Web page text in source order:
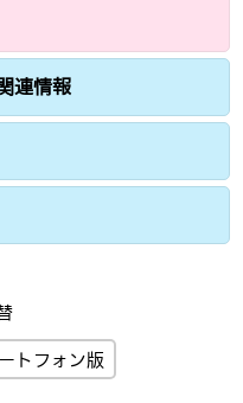
連情報
トフォン版